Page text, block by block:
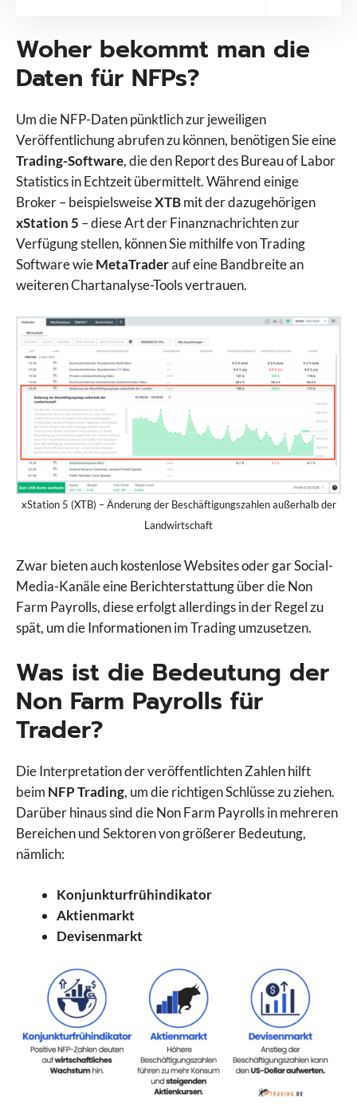
Woher bekommt man die
Daten für NFPs?
Um die NFP-Daten pünktlich zur jeweiligen
Veröffentlichung abrufen zu können, benötigen Sie eine
Trading-Software, die den Report des Bureau of Labor
Statistics in Echtzeit übermittelt. Während einige
Broker – beispielsweiseXTBmit der dazugehörigen
xStation 5 – diese Art der Finanznachrichten zur
Verfügung stellen, können Sie mithilfe von Trading
Software wieMetaTraderauf eine Bandbreite an
weiteren Chartanalyse-Tools vertrauen.
xStation 5 (XTB) – Änderung der Beschäftigungszahlen außerhalb der
Landwirtschaft
Zwar bieten auch kostenlose Websites oder gar Social-
Media-Kanäle eine Berichterstattung über die Non
Farm Payrolls, diese erfolgt allerdings in der Regel zu
spät, um die Informationen im Trading umzusetzen.
Was ist die Bedeutung der
Non Farm Payrolls für
Trader?
Die Interpretation der veröffentlichten Zahlen hilft
beim NFP Trading, um die richtigen Schlüsse zu ziehen.
Darüber hinaus sind die Non Farm Payrolls in mehreren
Bereichen und Sektoren von größerer Bedeutung,
nämlich:
Konjunkturfrühindikator
Aktienmarkt
Devisenmarkt